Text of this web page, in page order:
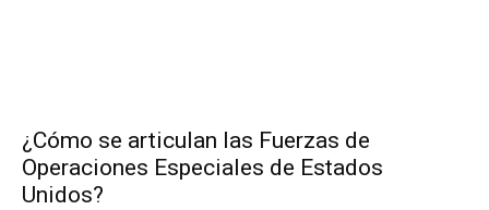
¿Cómo se articulan las Fuerzas de
Operaciones Especiales de Estados
Unidos?